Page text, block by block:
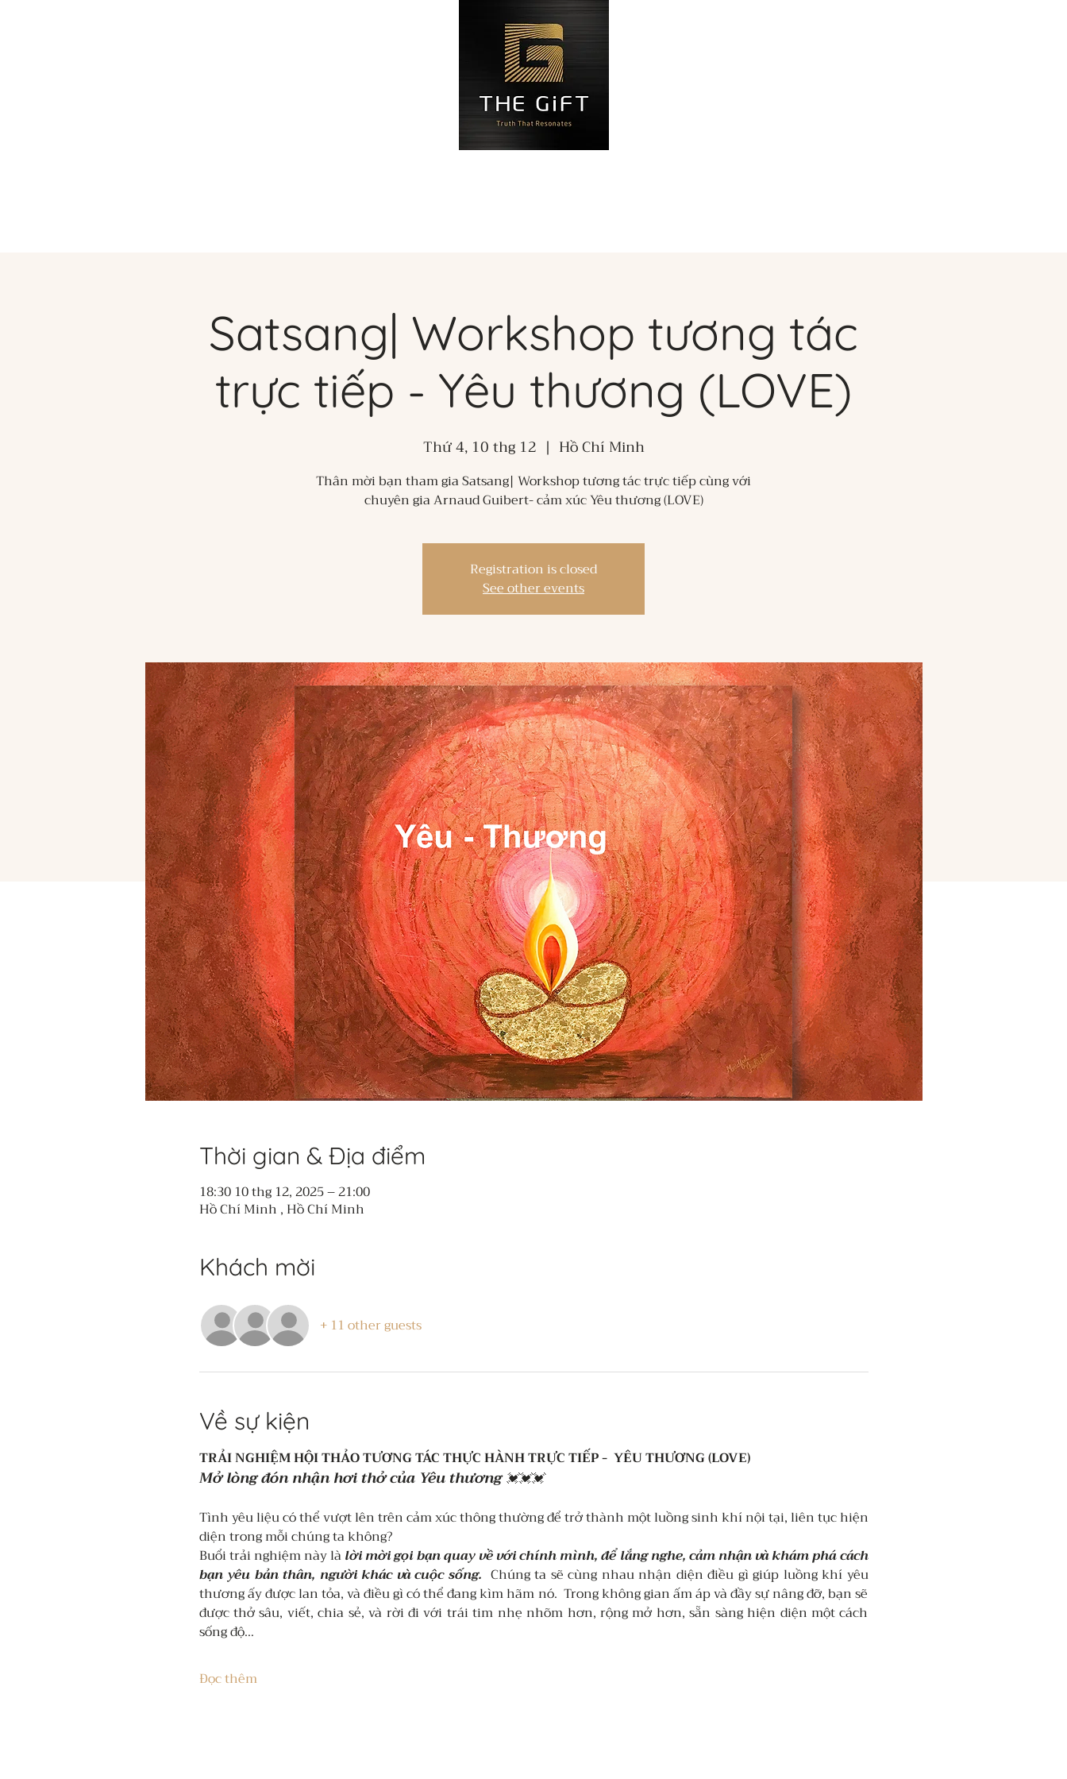
Satsang| Workshop tương tác
trực tiếp - Yêu thương (LOVE)
Thứ 4, 10 thg 12
  |
Hồ Chí Minh
Thân mời bạn tham gia Satsang| Workshop tương tác trực tiếp cùng với
chuyên gia Arnaud Guibert- cảm xúc Yêu thương (LOVE)
Registration is closed
See other events
Thời gian & Địa điểm
18:30 10 thg 12, 2025 – 21:00
Hồ Chí Minh , Hồ Chí Minh
Khách mời
+ 11 other guests
Về sự kiện
TRẢI NGHIỆM HỘI THẢO TƯƠNG TÁC THỰC HÀNH TRỰC TIẾP -  YÊU THƯƠNG (LOVE)
Mở lòng đón nhận hơi thở của Yêu thương 💓💓💓
Tình yêu liệu có thể vượt lên trên cảm xúc thông thường để trở thành một luồng sinh khí nội tại, liên tục hiện
diện trong mỗi chúng ta không?
Buổi trải nghiệm này là lời mời gọi bạn quay về với chính mình, để lắng nghe, cảm nhận và khám phá cách
bạn yêu bản thân, người khác và cuộc sống.
  Chúng ta sẽ cùng nhau nhận diện điều gì giúp luồng khí yêu
thương ấy được lan tỏa, và điều gì có thể đang kìm hãm nó.  Trong không gian ấm áp và đầy sự nâng đỡ, bạn sẽ
được thở sâu, viết, chia sẻ, và rời đi với trái tim nhẹ nhõm hơn, rộng mở hơn, sẵn sàng hiện diện một cách
sống độ…
Đọc thêm